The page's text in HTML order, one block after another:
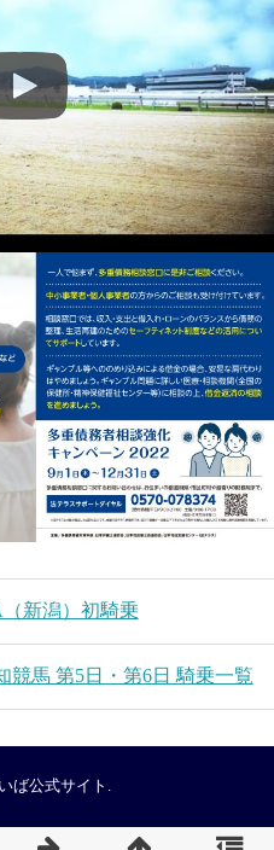
新潟）初騎乗
競馬 第5日・第6日 騎乗一覧
ば公式サイト .